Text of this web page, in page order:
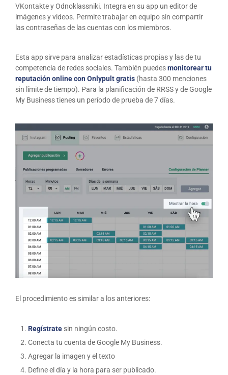
VKontakte y Odnoklassniki. Integra en su app un editor de
imágenes y videos. Permite trabajar en equipo sin compartir
las contraseñas de las cuentas con los miembros.
Esta app sirve para analizar estadísticas propias y las de tu
competencia de redes sociales. También puedesmonitorear tu
reputación online con Onlypult gratis (hasta 300 menciones
sin límite de tiempo). Para la planificación de RRSS y de Google
My Business tienes un período de prueba de 7 días.
El procedimiento es similar a los anteriores:
Regístrate sin ningún costo.
Conecta tu cuenta de Google My Business.
Agregar la imagen y el texto
Define el día y la hora para ser publicado.